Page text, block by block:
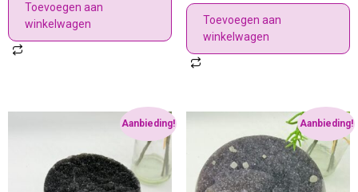
Toevoegen aan
winkelwagen
Toevoegen aan
winkelwagen
Aanbieding! Aanbieding!